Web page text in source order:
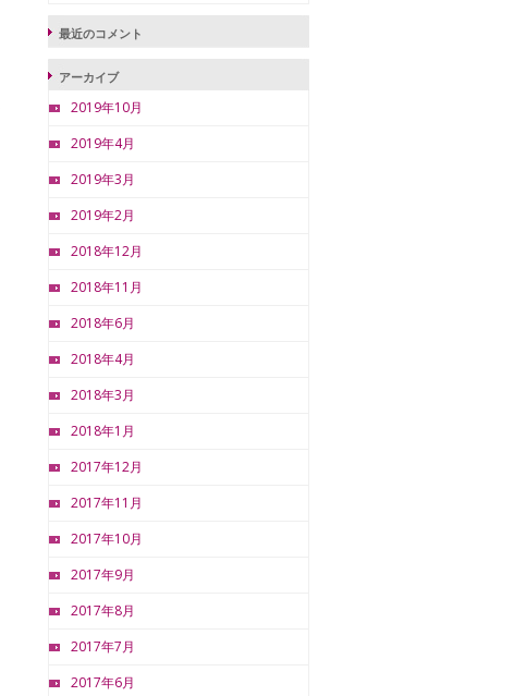
最近のコメント
アーカイブ
2019年10月
2019年4月
2019年3月
2019年2月
2018年12月
2018年11月
2018年6月
2018年4月
2018年3月
2018年1月
2017年12月
2017年11月
2017年10月
2017年9月
2017年8月
2017年7月
2017年6月